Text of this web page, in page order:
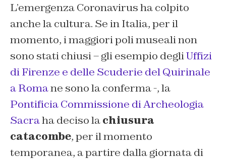
L’emergenza Coronavirus ha colpito
anche la cultura. Se in Italia, per il
momento, i maggiori poli museali non
sono stati chiusi – gli esempio degliUffizi
di Firenze e delle Scuderie del Quirinale
a Romane sono la conferma -, la
Pontificia Commissione di Archeologia
Sacraha deciso lachiusura
catacombe, per il momento
temporanea, a partire dalla giornata di